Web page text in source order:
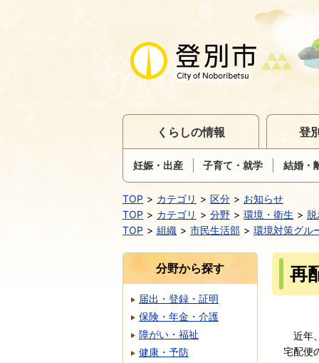
くらしの情報
妊娠・出産 子育て・就学 結婚・
登
TOP カテゴリ 区分
お知らせ
TOP
カテゴリ 分野 環境・衛生
TOP
組織 市民生活部 環境対策グル
再
近年
宅配便
分野から探す
届出・登録・証明
保険・年金・介護
障がい・福祉
健康・予防